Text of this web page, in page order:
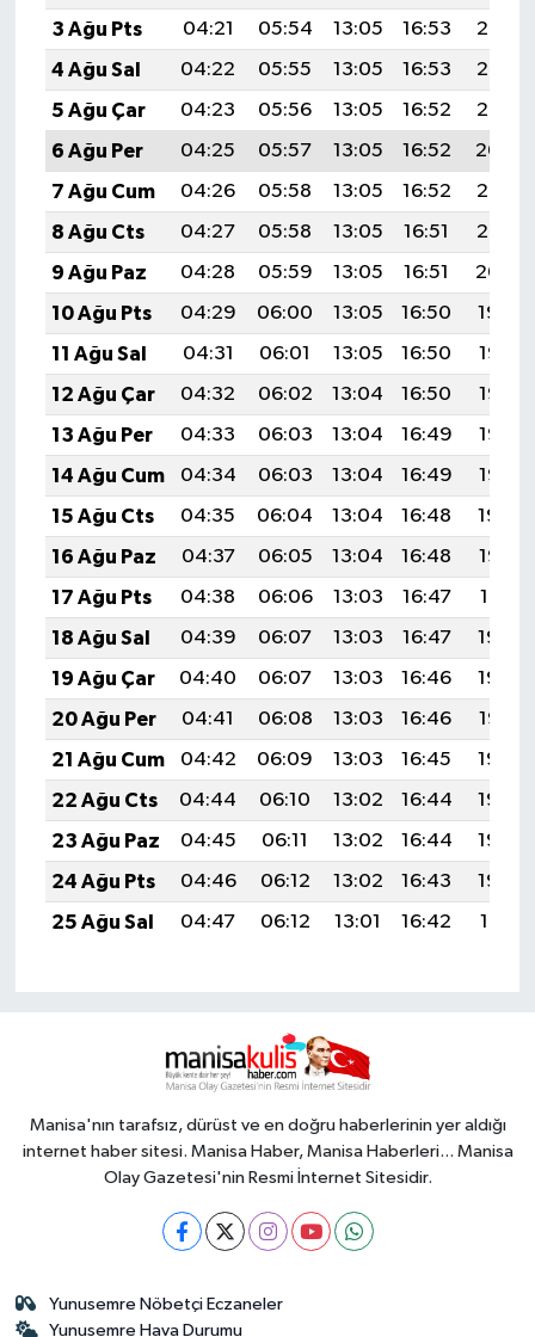
3 Ağu Pts
04:21 05:54 13:05 16:53
20:07
4 Ağu Sal
04:22 05:55 13:05 16:53
20:06
5 Ağu Çar
04:23 05:56 13:05 16:52
20:05
6 Ağu Per
04:25 05:57 13:05 16:52
20:04
7 Ağu Cum
04:26 05:58 13:05 16:52
20:03
8 Ağu Cts
04:27 05:58 13:05 16:51
20:02
9 Ağu Paz
04:28 05:59 13:05 16:51
20:00
10 Ağu Pts
04:29 06:00 13:05 16:50
19:59
11 Ağu Sal
04:31 06:01 13:05 16:50
19:58
12 Ağu Çar
04:32 06:02 13:04 16:50
19:57
13 Ağu Per
04:33 06:03 13:04 16:49
19:56
14 Ağu Cum
04:34 06:03 13:04 16:49
19:55
15 Ağu Cts
04:35 06:04 13:04 16:48
19:54
16 Ağu Paz
04:37 06:05 13:04 16:48
19:52
17 Ağu Pts
04:38 06:06 13:03 16:47
19:51
18 Ağu Sal
04:39 06:07 13:03 16:47
19:50
19 Ağu Çar
04:40 06:07 13:03 16:46
19:49
20 Ağu Per
04:41 06:08 13:03 16:46
19:47
21 Ağu Cum
04:42 06:09 13:03 16:45
19:46
22 Ağu Cts
04:44 06:10 13:02 16:44
19:45
23 Ağu Paz
04:45 06:11 13:02 16:44
19:43
24 Ağu Pts
04:46 06:12 13:02 16:43
19:42
25 Ağu Sal
04:47 06:12 13:01 16:42 19:41
Manisa'nın tarafsız, dürüst ve en doğru haberlerinin yer aldığı
internet haber sitesi. Manisa Haber, Manisa Haberleri... Manisa
Olay Gazetesi'nin Resmi İnternet Sitesidir.
Yunusemre Nöbetçi Eczaneler
Yunusemre Hava Durumu